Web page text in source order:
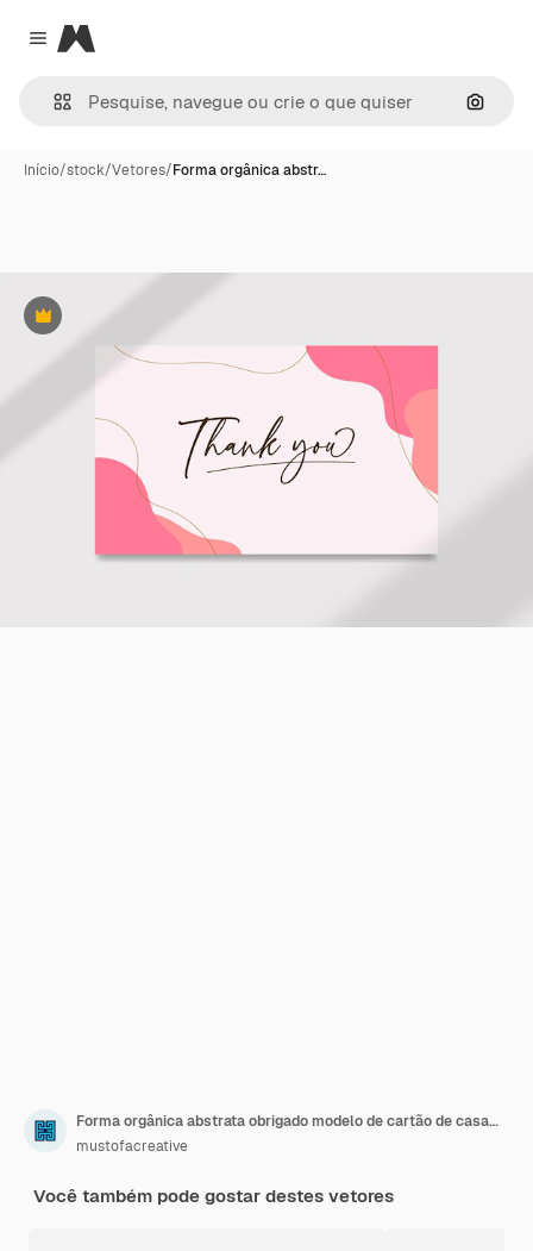
Close menu
Magnific
Início/stock/Vetores/Forma orgânica abstr…
Premium
Forma orgânica abstrata obrigado modelo de cartão de casamento
mustofacreative
Você também pode gostar destes vetores